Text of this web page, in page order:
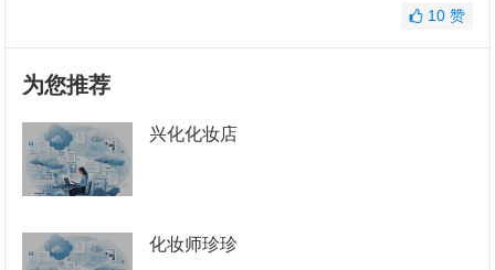
10 赞
为您推荐
兴化化妆店
化妆师珍珍